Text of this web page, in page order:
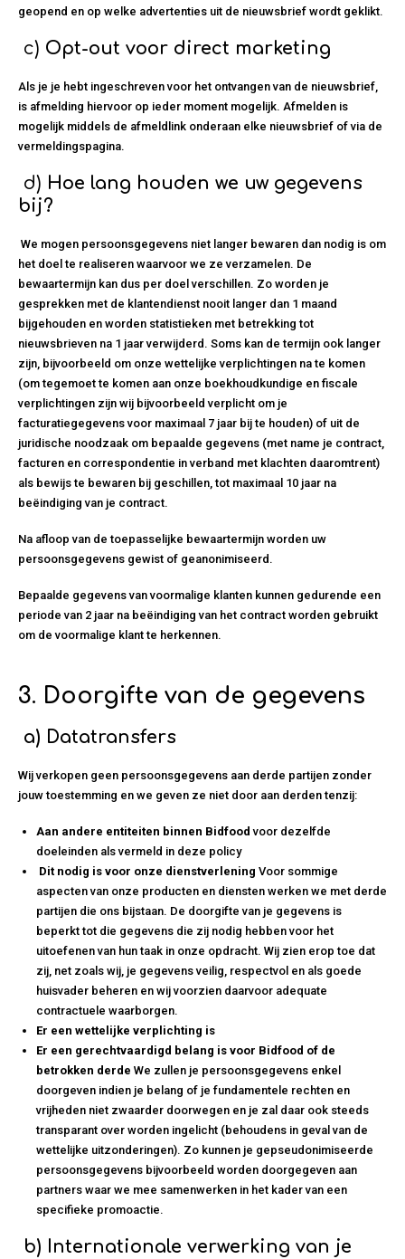
geopend en op welke advertenties uit de nieuwsbrief wordt geklikt.
c) Opt-out voor direct marketing
Als je je hebt ingeschreven voor het ontvangen van de nieuwsbrief,
is afmelding hiervoor op ieder moment mogelijk. Afmelden is
mogelijk middels de afmeldlink onderaan elke nieuwsbrief of via de
vermeldingspagina.
d) Hoe lang houden we uw gegevens
bij?
We mogen persoonsgegevens niet langer bewaren dan nodig is om
het doel te realiseren waarvoor we ze verzamelen. De
bewaartermijn kan dus per doel verschillen. Zo worden je
gesprekken met de klantendienst nooit langer dan 1 maand
bijgehouden en worden statistieken met betrekking tot
nieuwsbrieven na 1 jaar verwijderd. Soms kan de termijn ook langer
zijn, bijvoorbeeld om onze wettelijke verplichtingen na te komen
(om tegemoet te komen aan onze boekhoudkundige en fiscale
verplichtingen zijn wij bijvoorbeeld verplicht om je
facturatiegegevens voor maximaal 7 jaar bij te houden) of uit de
juridische noodzaak om bepaalde gegevens (met name je contract,
facturen en correspondentie in verband met klachten daaromtrent)
als bewijs te bewaren bij geschillen, tot maximaal 10 jaar na
beëindiging van je contract.
Na afloop van de toepasselijke bewaartermijn worden uw
persoonsgegevens gewist of geanonimiseerd.
Bepaalde gegevens van voormalige klanten kunnen gedurende een
periode van 2 jaar na beëindiging van het contract worden gebruikt
om de voormalige klant te herkennen.
3. Doorgifte van de gegevens
a) Datatransfers
Wij verkopen geen persoonsgegevens aan derde partijen zonder
jouw toestemming en we geven ze niet door aan derden tenzij:
Aan andere entiteiten binnen Bidfood voor dezelfde
doeleinden als vermeld in deze policy
Dit nodig is voor onze dienstverlening Voor sommige
aspecten van onze producten en diensten werken we met derde
partijen die ons bijstaan. De doorgifte van je gegevens is
beperkt tot die gegevens die zij nodig hebben voor het
uitoefenen van hun taak in onze opdracht. Wij zien erop toe dat
zij, net zoals wij, je gegevens veilig, respectvol en als goede
huisvader beheren en wij voorzien daarvoor adequate
contractuele waarborgen.
Er een wettelijke verplichting is
Er een gerechtvaardigd belang is voor Bidfood of de
betrokken derde We zullen je persoonsgegevens enkel
doorgeven indien je belang of je fundamentele rechten en
vrijheden niet zwaarder doorwegen en je zal daar ook steeds
transparant over worden ingelicht (behoudens in geval van de
wettelijke uitzonderingen). Zo kunnen je gepseudonimiseerde
persoonsgegevens bijvoorbeeld worden doorgegeven aan
partners waar we mee samenwerken in het kader van een
specifieke promoactie.
b) Internationale verwerking van je